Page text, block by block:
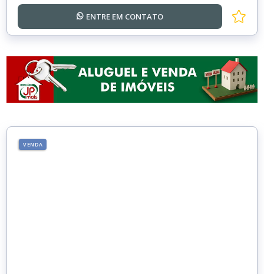
ENTRE EM CONTATO
VENDA